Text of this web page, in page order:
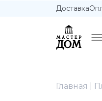
Доставка
Главная